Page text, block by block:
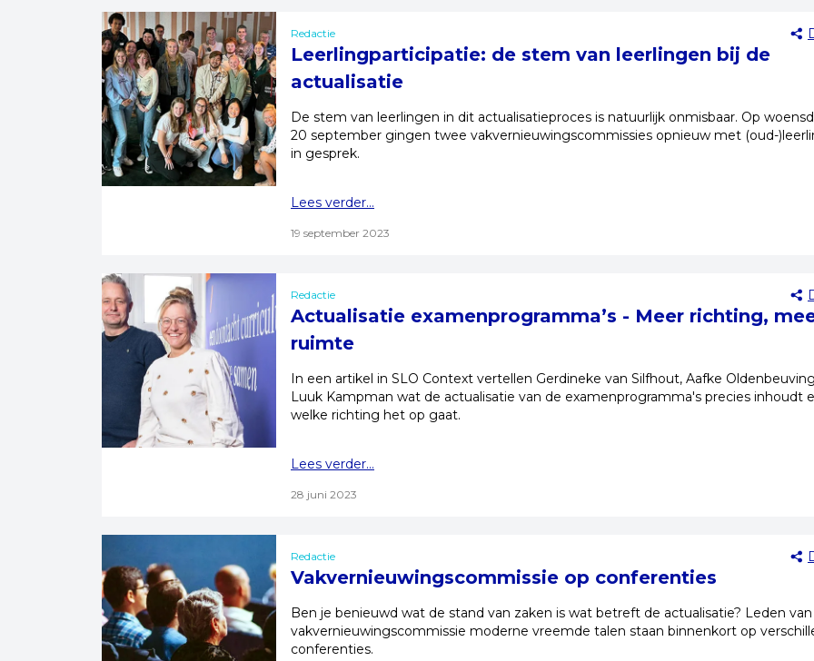
Redactie
Leerlingparticipatie: de stem van leerlingen bij de
actualisatie
De stem van leerlingen in dit actualisatieproces is natuurlijk onmisbaar. Op
20 september gingen twee vakvernieuwingscommissies opnieuw met (oud-
in gesprek.
Lees verder...
19 september 2023
Redactie
Actualisatie examenprogramma’s - Meer richting,
ruimte
In een artikel in SLO Context vertellen Gerdineke van Silfhout, Aafke
Luuk Kampman wat de actualisatie van de examenprogramma's precies inhoudt
welke richting het op gaat.
Lees verder...
28 juni 2023
Redactie
Vakvernieuwingscommissie op conferenties
Ben je benieuwd wat de stand van zaken is wat betreft de actualisatie? Leden
vakvernieuwingscommissie moderne vreemde talen staan binnenkort op
conferenties.